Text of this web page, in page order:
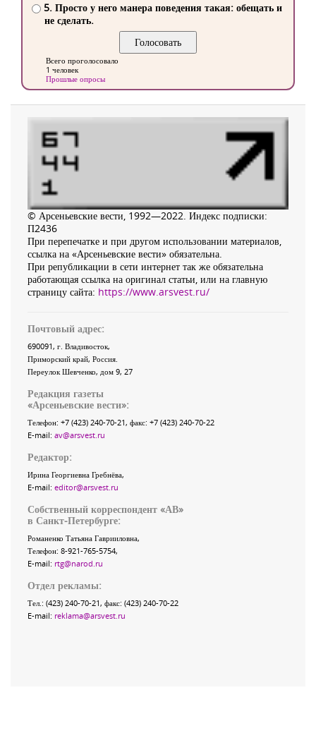
5. Просто у него манера поведения такая: обещать и
не сделать.
Всего проголосовало
1 человек
Прошлые опросы
© Арсеньевские вести, 1992—2022. Индекс подписки:
П2436
При перепечатке и при другом использовании материалов,
ссылка на «Арсеньевские вести» обязательна.
При републикации в сети интернет так же обязательна
работающая ссылка на оригинал статьи, или на главную
страницу сайта: https://www.arsvest.ru/
Почтовый адрес:
690091, г. Владивосток,
Приморский край, Россия
Переулок Шевченко, дом 9, 27
Редакция газеты
«Арсеньевские вести»:
Телефон: +7 (423) 240-70-21, факс: +7 (423) 240-70-22
E-mail: av@arsvest.ru
Редактор:
Ирина Георгиевна Гребнёва,
E-mail: editor@arsvest.ru
Собственный корреспондент «АВ»
в Санкт-Петербурге:
Романенко Татьяна Гаврииловна,
Телефон: 8-921-765-5754,
E-mail: rtg@narod.ru
Отдел рекламы:
Тел.: (423) 240-70-21, факс: (423) 240-70-22
E-mail: reklama@arsvest.ru